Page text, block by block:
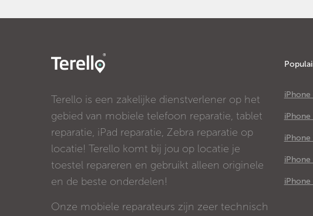
Terello is een zakelijke dienstverlener op het
gebied van mobiele telefoon reparatie, tablet
reparatie, iPad reparatie, Zebra reparatie op
locatie! Terello komt bij jou op locatie je
toestel repareren en gebruikt alleen originele
en de beste onderdelen!
Onze mobiele reparateurs zijn zeer technisch
iPhone
iPhone
iPhone
iPhone
iPhone